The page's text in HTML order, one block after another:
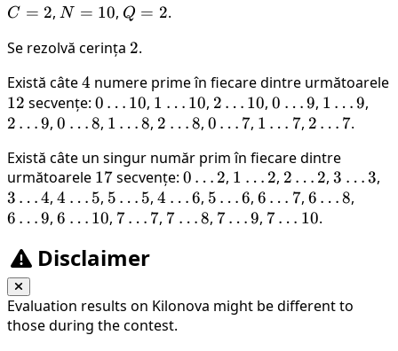
C=2
C = 2,N=10
N = 10, Q=2
Q = 2.
Se rezolvă cerința 2
2.
Există câte4
4 numere prime în fiecare dintre următoarele
12
12 secvențe: 0
\dots
0 … 10, 1
\dots
1 … 10, 2
\dots
2 … 10,0
\dots
0 …9, 1
\dots
1 …9,
2 … 9,0
8
0 …8, 1
8
1 …8, 2
8
2 …8, 0
7
0 … 7, 1
7
1 … 7, 2
7
2 … 7.
Există câte un singur număr prim în fiecare dintre
următoarele 17
17secvențe: 0
\dots
2
0 … 2, 1
\dots
2
1 … 2, 2
\dots
2
2 … 2,3
\dots
3 …3,
3 … 4,4
\dots
4 … 5, 5
\dots
5 … 5,4
\dots
4 …6, 5
\dots
5 …6,6
\dots
6 … 7, 6
\dots
6 …8,
6 … 9,6
10
6 … 10, 7
7
7… 7, 7
7 …8, 7
7…9, 7
7… 10.
Disclaimer
Evaluation results on Kilonova might be different to
those during the contest.